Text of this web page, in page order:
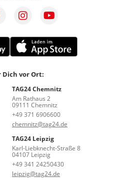
vor Ort:
TAG24 Chemnitz
Am Rathaus 2
09111 Chemnitz
+49 371 6906600
chemnitz@tag24.de
TAG24 Leipzig
Karl-Liebknecht-Straße 8
04107 Leipzig
+49 341 24250430
leipzig@tag24.de